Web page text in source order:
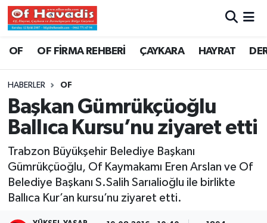
OF OF FİRMA REHBERİ ÇAYKARA HAYRAT
HABERLER OF
Başkan Gümrükçüoğlu
Ballıca Kursu’nu ziyaret etti
Trabzon Büyükşehir Belediye Başkanı
Gümrükçüoğlu, Of Kaymakamı Eren Arslan ve Of
Belediye Başkanı S.Salih Sarıalioğlu ile birlikte
Ballıca Kur’an kursu’nu ziyaret etti.
Trabzon Nöbetçi Eczaneler
Trabzon Namaz Vakitleri
Trabzon Trafik Yoğunluk Haritası
Süper Lig Puan Durumu ve Fikstür
Tüm Manşetler